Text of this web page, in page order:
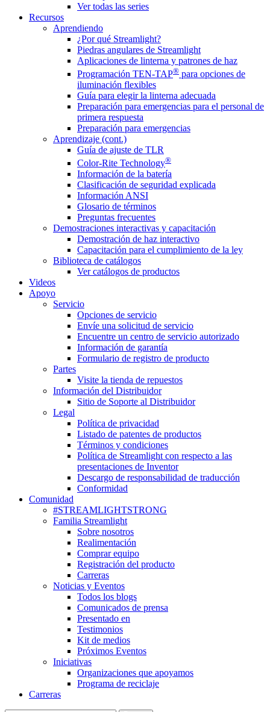
Ver todas las series
Recursos
Aprendiendo
¿Por qué Streamlight?
Piedras angulares de Streamlight
Aplicaciones de linterna y patrones de haz
Programación TEN-TAP® para opciones de
iluminación flexibles
Guía para elegir la linterna adecuada
Preparación para emergencias para el personal de
primera respuesta
Preparación para emergencias
Aprendizaje (cont.)
Guía de ajuste de TLR
Color-Rite Technology®
Información de la batería
Clasificación de seguridad explicada
Información ANSI
Glosario de términos
Preguntas frecuentes
Demostraciones interactivas y capacitación
Demostración de haz interactivo
Capacitación para el cumplimiento de la ley
Biblioteca de catálogos
Ver catálogos de productos
Videos
Apoyo
Servicio
Opciones de servicio
Envíe una solicitud de servicio
Encuentre un centro de servicio autorizado
Información de garantía
Formulario de registro de producto
Partes
Visite la tienda de repuestos
Información del Distribuidor
Sitio de Soporte al Distribuidor
Legal
Política de privacidad
Listado de patentes de productos
Términos y condiciones
Política de Streamlight con respecto a las
presentaciones de Inventor
Descargo de responsabilidad de traducción
Conformidad
Comunidad
#STREAMLIGHTSTRONG
Familia Streamlight
Sobre nosotros
Realimentación
Comprar equipo
Registración del producto
Carreras
Noticias y Eventos
Todos los blogs
Comunicados de prensa
Presentado en
Testimonios
Kit de medios
Próximos Eventos
Iniciativas
Organizaciones que apoyamos
Programa de reciclaje
Carreras